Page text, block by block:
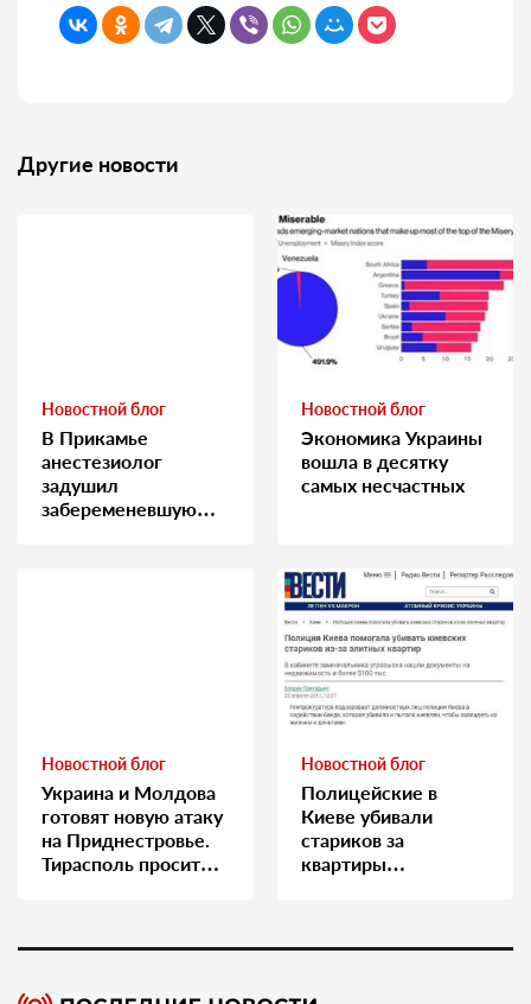
Другие новости
Новостной блог
В Прикамье
анестезиолог
задушил
забеременевшую
Новостной блог
Экономика Украины
вошла в десятку
самых несчастных
Новостной блог
Украина и Молдова
готовят новую атаку
на Приднестровье.
Тирасполь просит
Новостной блог
Полицейские в
Киеве убивали
стариков за
квартиры…